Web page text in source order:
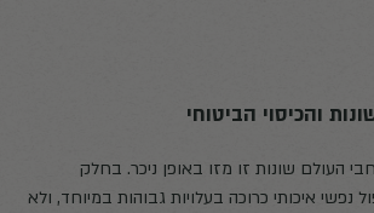
והכיסוי הביטוחי
העולם שונות זו מזו באופן ניכר. בחלק
נפשי איכותי כרוכה בעלויות גבוהות במיוחד, ולא